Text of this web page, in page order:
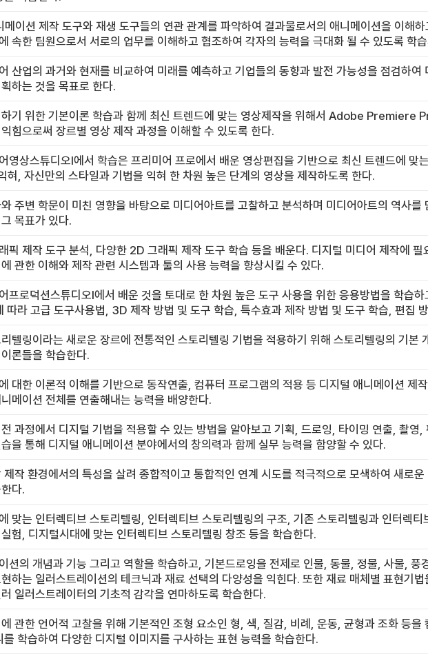
이션 제작 도구와 재생 도구들의 연관 관계를 파악하여 결과물로서의 애니메이션을 이해
속한 팀원으로서 서로의 업무를 이해하고 협조하여 각자의 능력을 극대화 될 수 있도록 학
산업의 과거와 현재를 비교하여 미래를 예측하고 기업들의 동향과 발전 가능성을 점검하여
하는 것을 목표로 한다.
기 위한 기본이론 학습과 함께 최신 트렌드에 맞는 영상제작을 위해서 Adobe Premiere
힘으로써 장르별 영상 제작 과정을 이해할 수 있도록 한다.
영상스튜디오Ⅰ에서 학습은 프리미어 프로에서 배운 영상편집을 기반으로 최신 트렌드에
혀, 자신만의 스타일과 기법을 익혀 한 차원 높은 단계의 영상을 제작하도록 한다.
주변 학문이 미친 영향을 바탕으로 미디어아트를 고찰하고 분석하며 미디어아트의 역사를
목표가 있다.
픽 제작 도구 분석, 다양한 2D 그래픽 제작 도구 학습 등을 배운다. 디지털 미디어 제작에 필
관한 이해와 제작 관련 시스템과 툴의 사용 능력을 향상시킬 수 있다.
프로덕션스튜디오Ⅰ에서 배운 것을 토대로 한 차원 높은 도구 사용을 위한 응용방법을 학습
따라 고급 도구사용법, 3D 제작 방법 및 도구 학습, 특수효과 제작 방법 및 도구 학습, 편집
텔링이라는 새로운 장르에 전통적인 스토리텔링 기법을 적용하기 위해 스토리텔링의 기본
론들을 학습한다.
대한 이론적 이해를 기반으로 동작연출, 컴퓨터 프로그램의 적용 등 디지털 애니메이션 제
메이션 전체를 연출해내는 능력을 배양한다.
과정에서 디지털 기법을 적용할 수 있는 방법을 알아보고 기획, 드로잉, 타이밍 연출, 촬영
을 통해 디지털 애니메이션 분야에서의 창의력과 함께 실무 능력을 함양할 수 있다.
제작 환경에서의 특성을 살려 종합적이고 통합적인 연계 시도를 적극적으로 모색하여 새로
다.
맞는 인터렉티브 스토리텔링, 인터렉티브 스토리텔링의 구조, 기존 스토리텔링과 인터렉
험, 디지털시대에 맞는 인터렉티브 스토리텔링 창조 등을 학습한다.
션의 개념과 기능 그리고 역할을 학습하고, 기본드로잉을 전제로 인물, 동물, 정물, 사물, 풍
하는 일러스트레이션의 테크닉과 재료 선택의 다양성을 익힌다. 또한 재료 매체별 표현기
일러스트레이터의 기초적 감각을 연마하도록 학습한다.
관한 언어적 고찰을 위해 기본적인 조형 요소인 형, 색, 질감, 비례, 운동, 균형과 조화 등을
를 학습하여 다양한 디지털 이미지를 구사하는 표현 능력을 학습한다.